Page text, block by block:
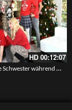
HD 00:12:07
Ich bumse die Schwester während wir weihnachtsbilder machen